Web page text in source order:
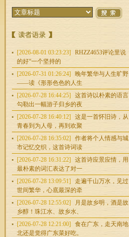
[2026-08-01 03:23:23]
RHZZ4653评论里说
的好“一个坚持的
[2026-07-31 01:26:24]
晚年繁华与人生旷野
——读《形形色色的人生
[2026-07-28 16:44:25]
这首诗以朴素的语言
勾勒出一幅游子归乡的夜
[2026-07-28 16:40:12]
这是一首怀旧诗，从
青春到为人母，再到欢聚
[2026-07-28 16:35:02]
作者将个人情感与城
市记忆交织，这首诗词读
[2026-07-28 16:31:22]
这首诗应景应情，用
最朴素的词汇表达了对一
[2026-07-28 13:09:51]
走遍千山万水，见过
世间繁华，心底最深的牵
[2026-07-28 12:55:02]
月是故乡明，酒是故
乡醇！珠江水、故乡水、
[2026-07-28 12:21:00]
食在广东，走天南地
北还是觉得广东菜好吃。